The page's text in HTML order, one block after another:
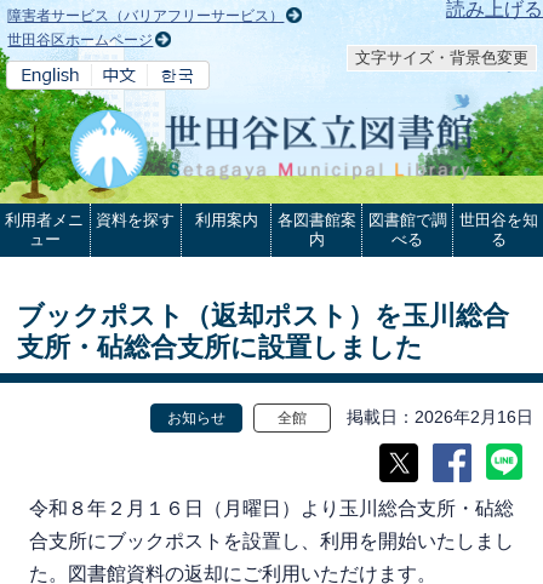
本文へ 読み上げる
障害者サービス（バリアフリーサービス）
世田谷区ホームページ
文字サイズ・背景色変更
利用者メニ
ュー
資料を探す 利用案内
各図書館案
内
図書館で調
べる
世田谷を知
る
ブックポスト（返却ポスト）を玉川総合
支所・砧総合支所に設置しました
お知らせ 全館 掲載日 2026年2月16日
令和８年２月１６日（月曜日）より玉川総合支所・砧総
合支所にブックポストを設置し、利用を開始いたしまし
た。図書館資料の返却にご利用いただけます。